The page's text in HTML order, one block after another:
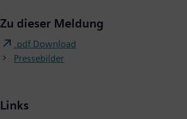
Zu dieser Meldung
.pdf Download
Pressebilder
Links